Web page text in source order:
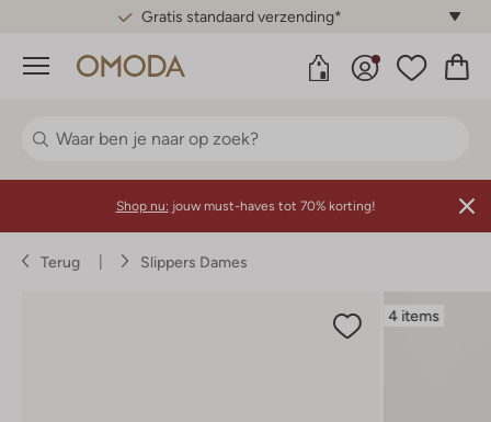
Gratis standaard verzending*
Menu
Shop nu: jouw must-haves tot 70% korting!
Terug Slippers Dames
4 items